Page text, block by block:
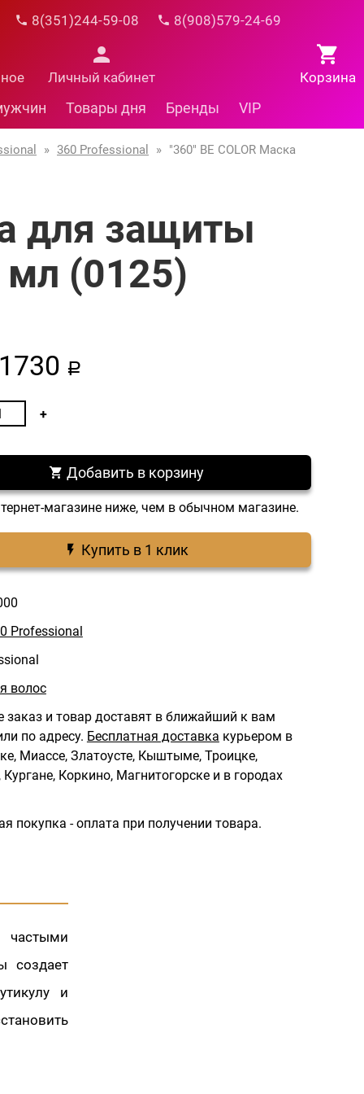
8(351)244-59-08 8(908)579-24-69
Корзина
Личный кабинет
Товары дня Бренды VIP
» 360 Professional » "360" BE COLOR Маска
для защиты
мл (0125)
a
Добавить в корзину
магазине ниже, чем в обычном магазине.
Купить в 1 клик
Professional
волос
заказ и товар доставят в ближайший к вам
по адресу. Бесплатная доставка курьером в
Миассе, Златоусте, Кыштыме, Троицке,
Кургане, Коркино, Магнитогорске и в городах
покупка - оплата при получении товара.
создает
и